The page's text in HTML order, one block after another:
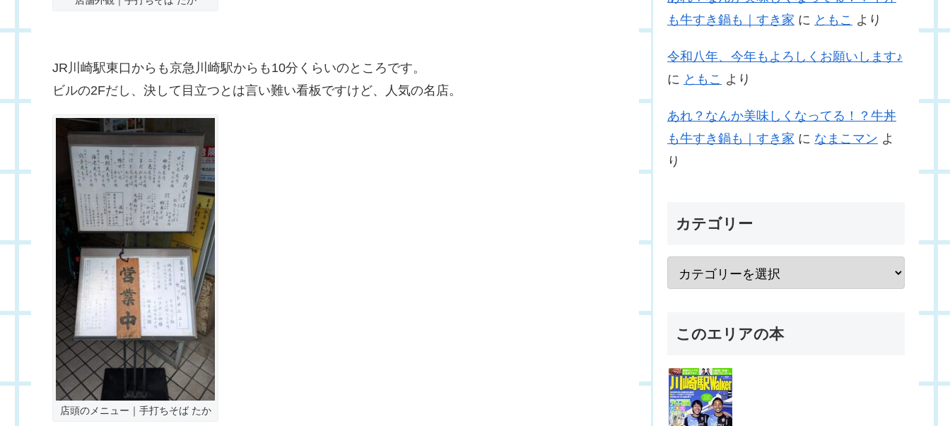
JR川崎駅東口からも京急川崎駅からも10分くらいのところです。
ビルの2Fだし、決して目立つとは言い難い看板ですけど、人気の名店。
店頭のメニュー｜手打ちそば たか
も牛すき鍋も｜すき家 に ともこ より
令和八年、今年もよろしくお願いします♪
に ともこ より
あれ？なんか美味しくなってる！？牛丼
も牛すき鍋も｜すき家 に なまこマン よ
り
カテゴリー
このエリアの本